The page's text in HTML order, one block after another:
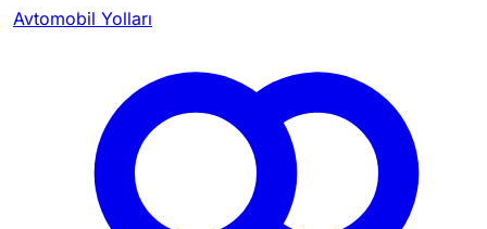
Avtomobil Yolları